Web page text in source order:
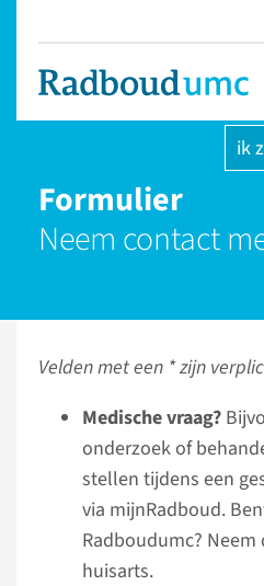
ik
Formulier
Neem contact
Velden met een * zijn
Medische vraag?
onderzoek of
stellen tijdens een
via mijnRadboud.
Radboudumc?
huisarts.